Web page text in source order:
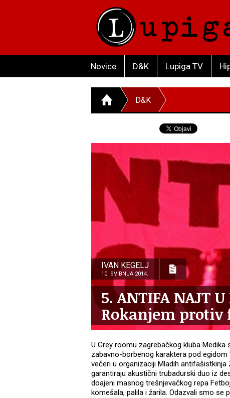
Novice D&K Lupiga TV
D&K
IVAN KEGELJ
10. SVIBNJA 2014.
5. ANTIFA NAJT
Rokanjem protiv
U Grey roomu zagrebačkog kluba
zabavno-borbenog karaktera pod
večeri u organizaciji Mladih
garantiraju akustični trubadurski duo iz
doajeni masnog trešnjevačkog repa
komešala, palila i žarila. Odazvali smo se